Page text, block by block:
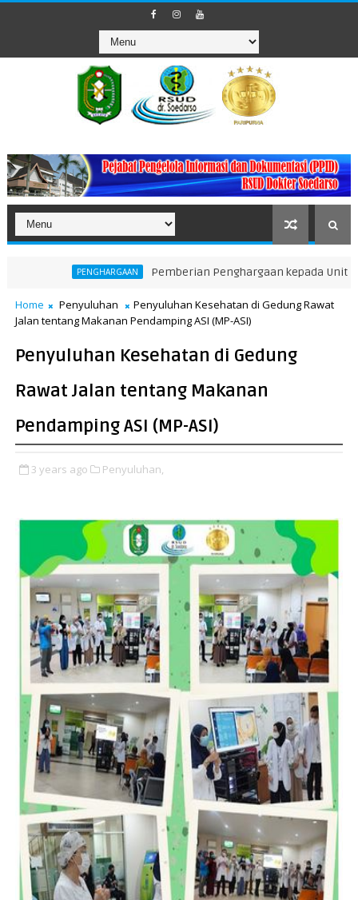
PENGHARGAAN Pemberian Penghargaan kepada Unit Teraktif
Home Penyuluhan
Penyuluhan Kesehatan di Gedung Rawat
Jalan tentang Makanan Pendamping ASI (MP-ASI)
Penyuluhan Kesehatan di Gedung
Rawat Jalan tentang Makanan
Pendamping ASI (MP-ASI)
3 years ago Penyuluhan,